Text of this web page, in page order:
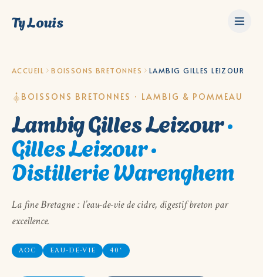
Ty Louis
ACCUEIL BOISSONS BRETONNES LAMBIG GILLES LEIZOUR
BOISSONS BRETONNES · LAMBIG & POMMEAU
Lambig Gilles Leizour·
Gilles Leizour ·
Distillerie Warenghem
La fine Bretagne : l’eau-de-vie de cidre, digestif breton par
excellence.
AOC EAU-DE-VIE 40°